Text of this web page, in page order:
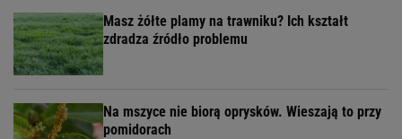
Masz żółte plamy na trawniku? Ich kształt
zdradza źródło problemu
Na mszyce nie biorą oprysków. Wieszają to przy
pomidorach